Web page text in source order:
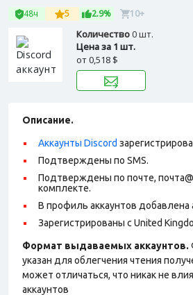
48ч 5 2.9% 10+
Количество0 шт.
Цена за 1 шт.
от0,518 $
Описание.
Аккаунты Discord
Подтверждены по SMS.
Подтверждены по почте,
комплекте.
В профиль аккаунтов добавлена
Зарегистрированы с United
Формат выдаваемых аккаунтов.
указан для облегчения чтения
может отличаться, что никак не
аккаунтов